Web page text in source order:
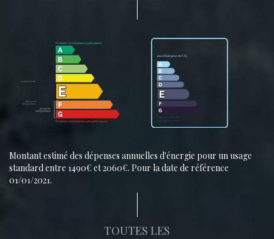
Montant estimé des dépenses annuelles d'énergie pour un usage
standard entre 1490€ et 2060€. Pour la date de référence
01/01/2021.
TOUTES LES